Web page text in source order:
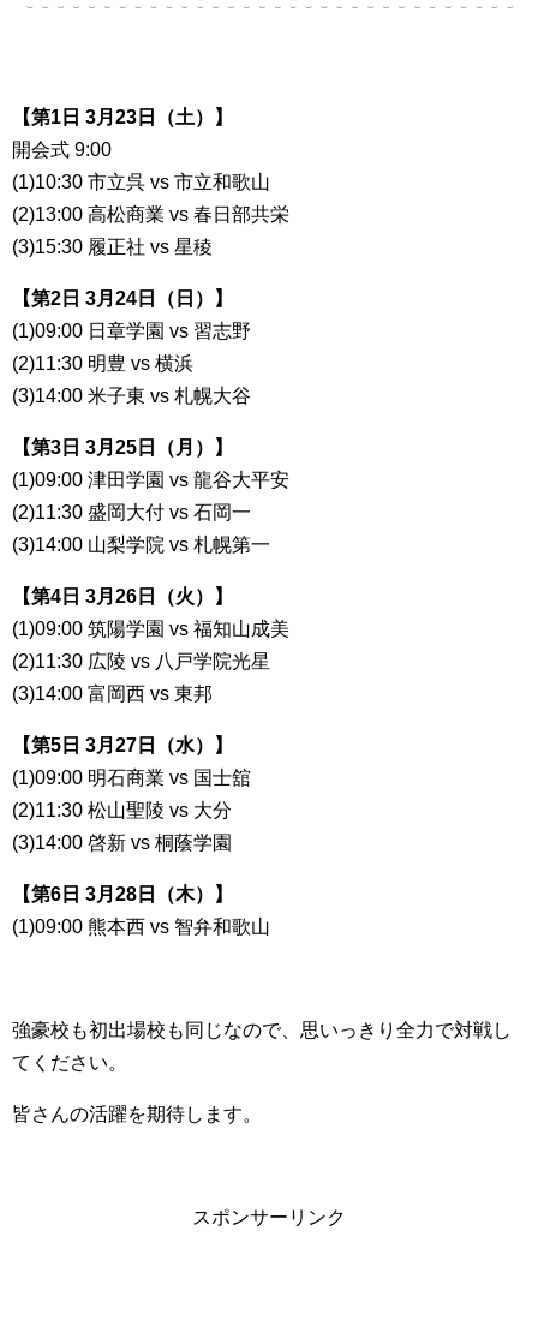
【第1日 3月23日（土）】
開会式 9:00
(1)10:30 市立呉 vs 市立和歌山
(2)13:00 高松商業 vs 春日部共栄
(3)15:30 履正社 vs 星稜
【第2日 3月24日（日）】
(1)09:00 日章学園 vs 習志野
(2)11:30 明豊 vs 横浜
(3)14:00 米子東 vs 札幌大谷
【第3日 3月25日（月）】
(1)09:00 津田学園 vs 龍谷大平安
(2)11:30 盛岡大付 vs 石岡一
(3)14:00 山梨学院 vs 札幌第一
【第4日 3月26日（火）】
(1)09:00 筑陽学園 vs 福知山成美
(2)11:30 広陵 vs 八戸学院光星
(3)14:00 富岡西 vs 東邦
【第5日 3月27日（水）】
(1)09:00 明石商業 vs 国士舘
(2)11:30 松山聖陵 vs 大分
(3)14:00 啓新 vs 桐蔭学園
【第6日 3月28日（木）】
(1)09:00 熊本西 vs 智弁和歌山
強豪校も初出場校も同じなので、思いっきり全力で対戦し
てください。
皆さんの活躍を期待します。
スポンサーリンク